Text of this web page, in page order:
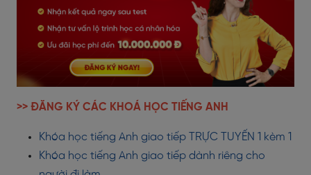
>> ĐĂNG KÝ CÁC KHOÁ HỌC TIẾNG ANH
Khóa học tiếng Anh giao tiếp TRỰC TUYẾN 1 kèm 1
Khóa học tiếng Anh giao tiếp dành riêng cho